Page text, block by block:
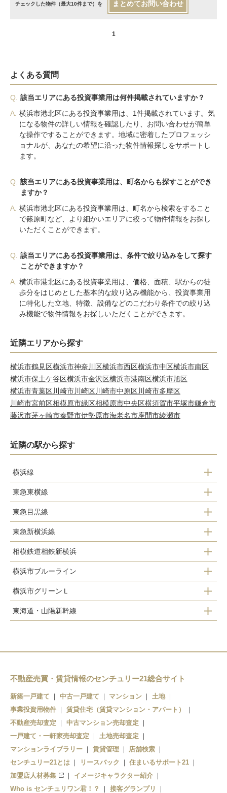
チェックした物件（最大10件まで）を まとめてお問い合わせ
1
よくある質問
Q.
該当エリアにある投資事業用は何件掲載されていますか？
A. 横浜市港北区にある投資事業用は、1件掲載されています。気
になる物件の詳しい情報を確認したり、お問い合わせが簡単
な操作ですることができます。地域に密着したプロフェッシ
ョナルが、あなたの希望に沿った物件情報探しをサポートし
ます。
Q.
該当エリアにある投資事業用は、町名からも探すことができ
ますか？
A. 横浜市港北区にある投資事業用は、町名から検索をすること
で篠原町など、より細かいエリアに絞って物件情報をお探し
いただくことができます。
Q.
該当エリアにある投資事業用は、条件で絞り込みをして探す
ことができますか？
A. 横浜市港北区にある投資事業用は、価格、面積、駅からの徒
歩分をはじめとした基本的な絞り込み機能から、投資事業用
に特化した立地、特徴、設備などのこだわり条件での絞り込
み機能で物件情報をお探しいただくことができます。
近隣エリアから探す
横浜市鶴見区横浜市神奈川区横浜市西区横浜市中区横浜市南区
横浜市保土ケ谷区横浜市金沢区横浜市港南区横浜市旭区
横浜市青葉区川崎市川崎区川崎市中原区川崎市多摩区
川崎市宮前区相模原市緑区相模原市中央区横須賀市平塚市鎌倉市
藤沢市茅ヶ崎市秦野市伊勢原市海老名市座間市綾瀬市
近隣の駅から探す
横浜線
菊名駅
新横浜駅
小机駅
東急東横線
日吉駅
綱島駅
大倉山駅
妙蓮寺駅
東急目黒線
日吉駅
東急新横浜線
新横浜駅
新綱島駅
日吉駅
相模鉄道相鉄新横浜
新横浜駅
横浜市ブルーライン
新羽駅
北新横浜駅
横浜市グリーンＬ
高田駅
東海道・山陽新幹線
不動産売買・賃貸情報のセンチュリー21総合サイト
新築一戸建て 中古一戸建て マンション
土地
事業投資用物件
賃貸住宅（賃貸マンション・アパート）
不動産売却査定
中古マンション売却査定
一戸建て・一軒家売却査定
土地売却査定
マンションライブラリー
賃貸管理
店舗検索
センチュリー21とは
リースバック
住まいるサポート21
加盟店人材募集
イメージキャラクター紹介
Who is センチュリワン君！？
接客グランプリ